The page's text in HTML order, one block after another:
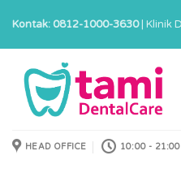
content
Kontak: 0812-1000-3630| Klinik
HEAD OFFICE 10:00 -